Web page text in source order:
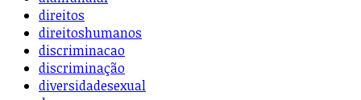
direitos
direitoshumanos
discriminacao
discriminação
diversidadesexual